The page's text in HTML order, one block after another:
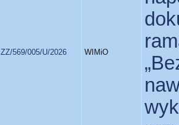
ZZ/569/005/U/2026 WIMiO